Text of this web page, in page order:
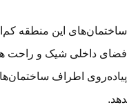
این منطقه
داخلی شیک و راحت